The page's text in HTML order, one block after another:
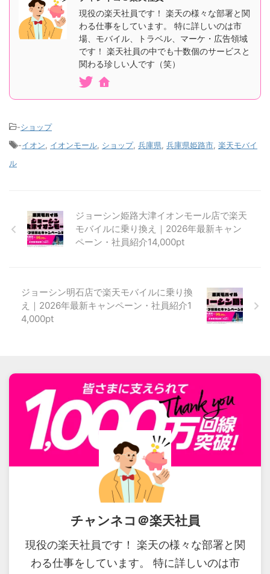
現役の楽天社員です！ 楽天の様々な部署と関
わる仕事をしています。 特に詳しいのは市
場、モバイル、トラベル、マーケ・広告領域
です！ 楽天社員の中でも十数個のサービスと
関わる珍しい人です（笑）
-ショップ
-イオン イオンモール ショップ, 兵庫県 兵庫県姫路市 楽天モバイ
ル
ジョーシン姫路大津イオンモール店で楽天
モバイルに乗り換え｜2026年最新キャン
ペーン・社員紹介14,000pt
ジョーシン明石店で楽天モバイルに乗り換
え｜2026年最新キャンペーン・社員紹介1
4,000pt
チャンネコ＠楽天社員
現役の楽天社員です！ 楽天の様々な部署と関
わる仕事をしています。 特に詳しいのは市